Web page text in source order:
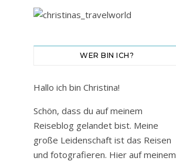
WER BIN ICH?
Hallo ich bin Christina!
Schön, dass du auf meinem
Reiseblog gelandet bist. Meine
große Leidenschaft ist das Reisen
und fotografieren. Hier auf meinem